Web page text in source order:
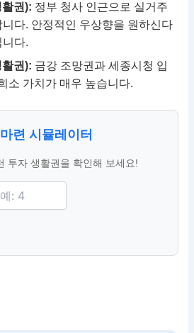
활권): 정부 청사 인근으로 실거주
다. 안정적인 우상향을 원하신다
니다.
활권): 금강 조망권과 세종시청 입
소 가치가 매우 높습니다.
련 시뮬레이터
투자 생활권을 확인해 보세요!